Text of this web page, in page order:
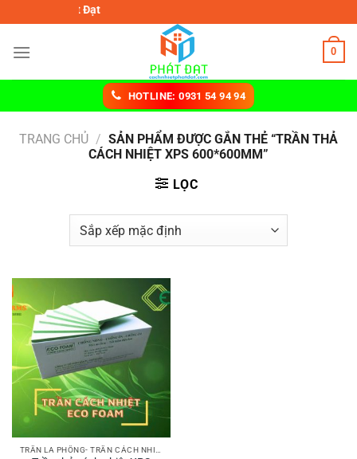
đến
nội
nhiệt Phát Đạt
0
HOTLINE: 0931 54 94 94
TRANG CHỦ / SẢN PHẨM ĐƯỢC GẮN THẺ “TRẦN THẢ
CÁCH NHIỆT XPS 600*600MM”
LỌC